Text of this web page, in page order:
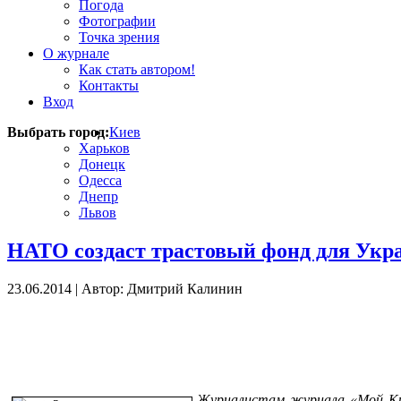
Погода
Фотографии
Точка зрения
О журнале
Как стать автором!
Контакты
Вход
Выбрать город:Киев
Харьков
Донецк
Одесса
Днепр
Львов
НАТО создаст трастовый фонд для
23.06.2014 | Автор: Дмитрий Калинин